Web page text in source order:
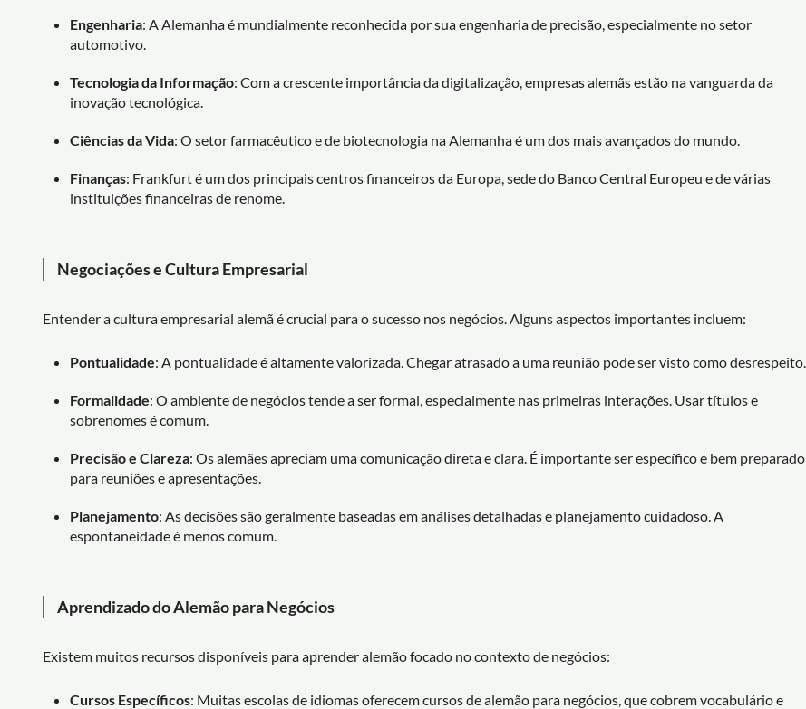
Engenharia: A Alemanha é mundialmente reconhecida por sua engenharia de precisão, especialmente no setor
automotivo.
Tecnologia da Informação: Com a crescente importância da digitalização, empresas alemãs estão na vanguarda da
inovação tecnológica.
Ciências da Vida: O setor farmacêutico e de biotecnologia na Alemanha é um dos mais avançados do mundo.
Finanças: Frankfurt é um dos principais centros financeiros da Europa, sede do Banco Central Europeu e de várias
instituições financeiras de renome.
Negociações e Cultura Empresarial
Entender a cultura empresarial alemã é crucial para o sucesso nos negócios. Alguns aspectos importantes incluem:
Pontualidade: A pontualidade é altamente valorizada. Chegar atrasado a uma reunião pode ser visto como desrespeito.
Formalidade: O ambiente de negócios tende a ser formal, especialmente nas primeiras interações. Usar títulos e
sobrenomes é comum.
Precisão e Clareza: Os alemães apreciam uma comunicação direta e clara. É importante ser específico e bem preparado
para reuniões e apresentações.
Planejamento: As decisões são geralmente baseadas em análises detalhadas e planejamento cuidadoso. A
espontaneidade é menos comum.
Aprendizado do Alemão para Negócios
Existem muitos recursos disponíveis para aprender alemão focado no contexto de negócios:
Cursos Específicos: Muitas escolas de idiomas oferecem cursos de alemão para negócios, que cobrem vocabulário e